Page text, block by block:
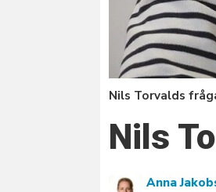
Nils Torvalds
Nils
Anna